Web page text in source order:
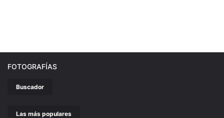
FOTOGRAFÍAS
Buscador
Las más populares